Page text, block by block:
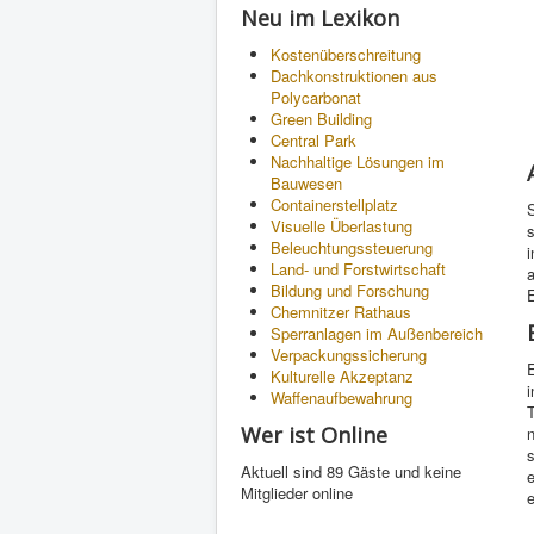
Neu im Lexikon
Kostenüberschreitung
Dachkonstruktionen aus
Polycarbonat
Green Building
Central Park
Nachhaltige Lösungen im
Bauwesen
Containerstellplatz
Visuelle Überlastung
Beleuchtungssteuerung
Land- und Forstwirtschaft
Bildung und Forschung
Chemnitzer Rathaus
Sperranlagen im Außenbereich
Verpackungssicherung
Kulturelle Akzeptanz
Waffenaufbewahrung
Wer ist Online
Aktuell sind 89 Gäste und keine
Mitglieder online